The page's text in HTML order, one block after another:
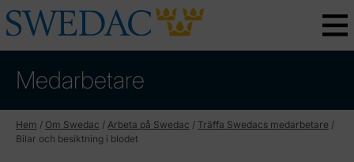
Medarbetare
Hem / Om Swedac / Arbeta på Swedac / Träffa Swedacs medarbetare /
Bilar och besiktning i blodet